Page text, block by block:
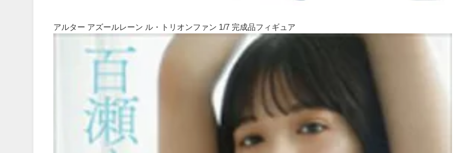
アルター アズールレーン ル・トリオンファン 1/7 完成品フィギュア